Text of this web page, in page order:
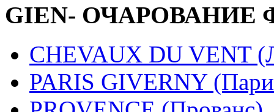
GIEN-
CHEVAUX DU VENT
PARIS GIVERNY